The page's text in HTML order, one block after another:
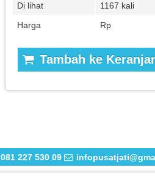
Di lihat
1167 kali
Harga
Rp
Tambah ke
081 227 530 09